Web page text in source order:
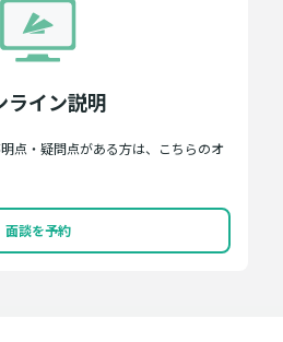
ライン説明
点・疑問点がある方は、こちらのオ
面談を予約